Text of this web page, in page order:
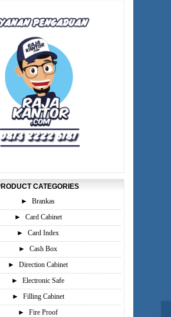
CATEGORIES
►
Brankas
►
Card Cabinet
►
Card Index
►
Cash Box
►
Direction Cabinet
►
Electronic Safe
►
Filling Cabinet
►
Fire Proof